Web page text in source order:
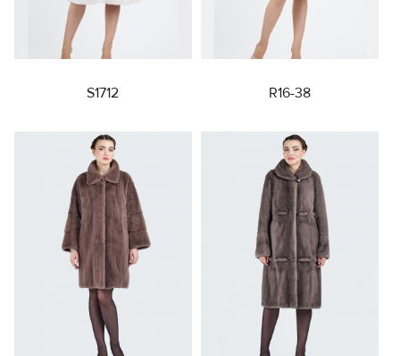
S1712 R16-38